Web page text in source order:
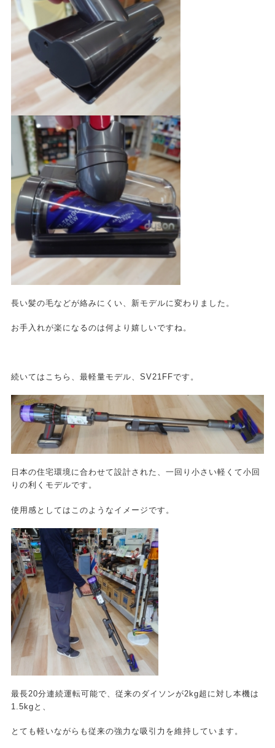
長い髪の毛などが絡みにくい、新モデルに変わりました。
お手入れが楽になるのは何より嬉しいですね。
続いてはこちら、最軽量モデル、SV21FFです。
日本の住宅環境に合わせて設計された、一回り小さい軽くて小回
りの利くモデルです。
使用感としてはこのようなイメージです。
最長20分連続運転可能で、従来のダイソンが2kg超に対し本機は
1.5kgと、
とても軽いながらも従来の強力な吸引力を維持しています。